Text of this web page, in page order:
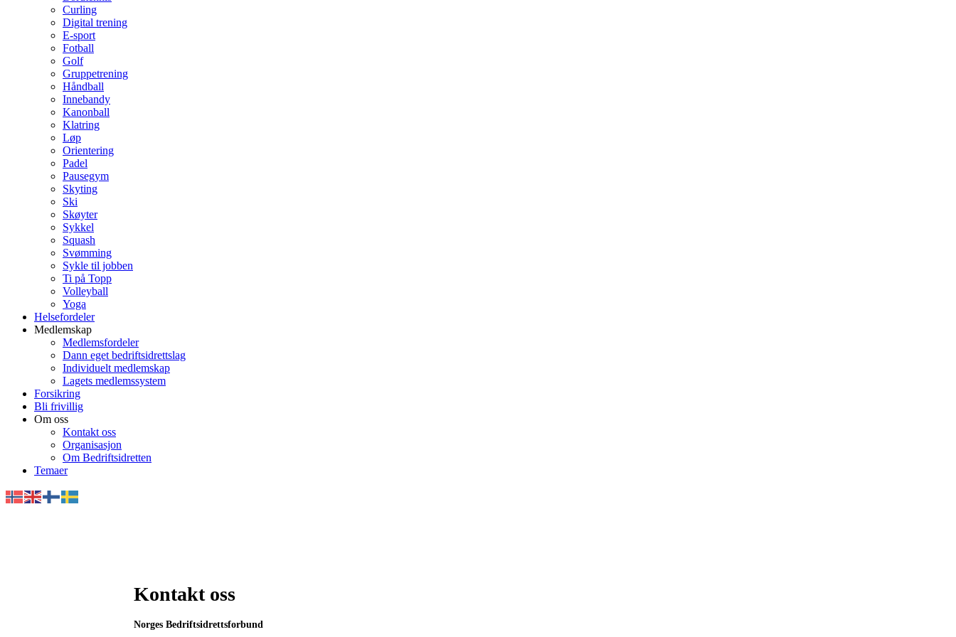
Curling
Digital trening
E-sport
Fotball
Golf
Gruppetrening
Håndball
Innebandy
Kanonball
Klatring
Løp
Orientering
Padel
Pausegym
Skyting
Ski
Skøyter
Sykkel
Squash
Svømming
Sykle til jobben
Ti på Topp
Volleyball
Yoga
Helsefordeler
Medlemskap
Medlemsfordeler
Dann eget bedriftsidrettslag
Individuelt medlemskap
Lagets medlemssystem
Forsikring
Bli frivillig
Om oss
Kontakt oss
Organisasjon
Om Bedriftsidretten
Temaer
Kontakt oss
Norges Bedriftsidrettsforbund